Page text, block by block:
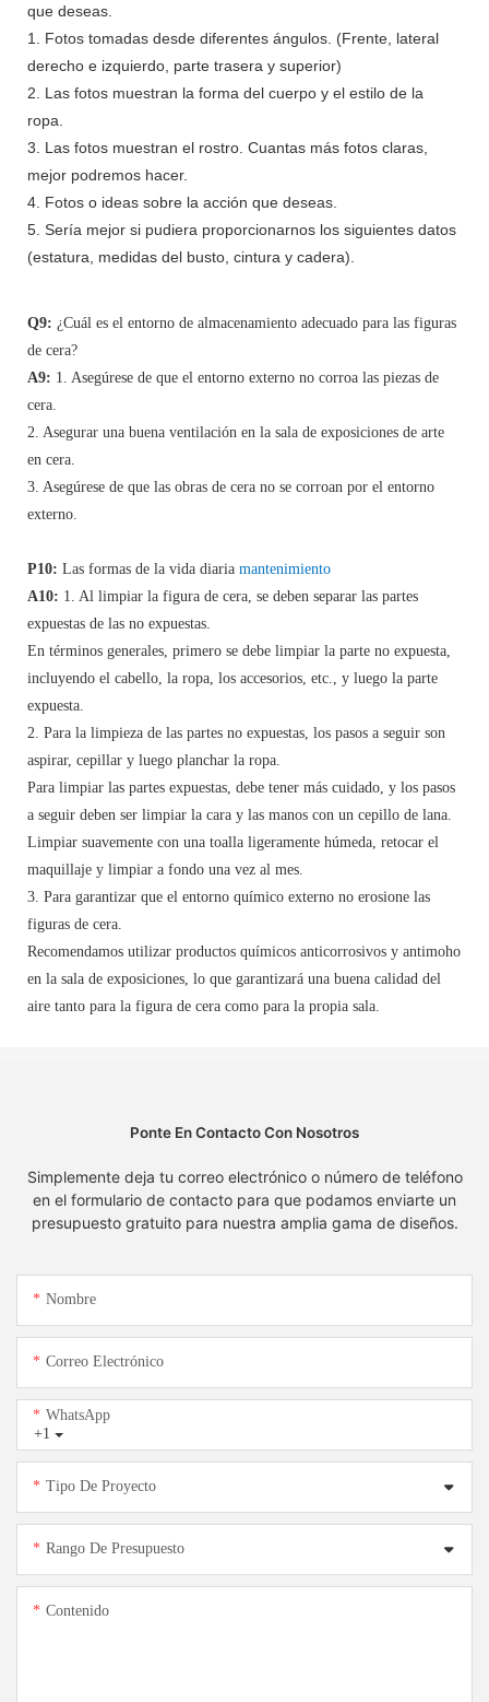
que deseas.
1. Fotos tomadas desde diferentes ángulos. (Frente, lateral
derecho e izquierdo, parte trasera y superior)
2. Las fotos muestran la forma del cuerpo y el estilo de la
ropa.
3. Las fotos muestran el rostro. Cuantas más fotos claras,
mejor podremos hacer.
4. Fotos o ideas sobre la acción que deseas.
5. Sería mejor si pudiera proporcionarnos los siguientes datos
(estatura, medidas del busto, cintura y cadera).
Q9: ¿Cuál es el entorno de almacenamiento adecuado para las figuras
de cera?
A9: 1. Asegúrese de que el entorno externo no corroa las piezas de
cera.
2. Asegurar una buena ventilación en la sala de exposiciones de arte
en cera.
3. Asegúrese de que las obras de cera no se corroan por el entorno
externo.
P10: Las formas de la vida diaria mantenimiento
A10: 1. Al limpiar la figura de cera, se deben separar las partes
expuestas de las no expuestas.
En términos generales, primero se debe limpiar la parte no expuesta,
incluyendo el cabello, la ropa, los accesorios, etc., y luego la parte
expuesta.
2. Para la limpieza de las partes no expuestas, los pasos a seguir son
aspirar, cepillar y luego planchar la ropa.
Para limpiar las partes expuestas, debe tener más cuidado, y los pasos
a seguir deben ser limpiar la cara y las manos con un cepillo de lana.
Limpiar suavemente con una toalla ligeramente húmeda, retocar el
maquillaje y limpiar a fondo una vez al mes.
3. Para garantizar que el entorno químico externo no erosione las
figuras de cera.
Recomendamos utilizar productos químicos anticorrosivos y antimoho
en la sala de exposiciones, lo que garantizará una buena calidad del
aire tanto para la figura de cera como para la propia sala.
Ponte En Contacto Con Nosotros
Simplemente deja tu correo electrónico o número de teléfono
en el formulario de contacto para que podamos enviarte un
presupuesto gratuito para nuestra amplia gama de diseños.
Nombre
Correo Electrónico
+1
WhatsApp
Tipo De Proyecto
Rango De Presupuesto
Contenido